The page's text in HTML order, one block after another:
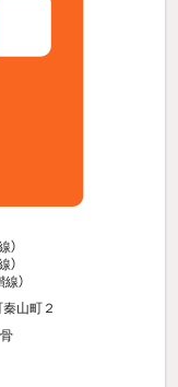
）
）
）
山町２